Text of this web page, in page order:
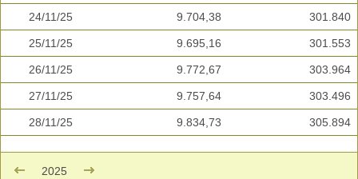
24/11/25 9.704,38 301.840
25/11/25 9.695,16 301.553
26/11/25 9.772,67 303.964
27/11/25 9.757,64 303.496
28/11/25 9.834,73 305.894
2025